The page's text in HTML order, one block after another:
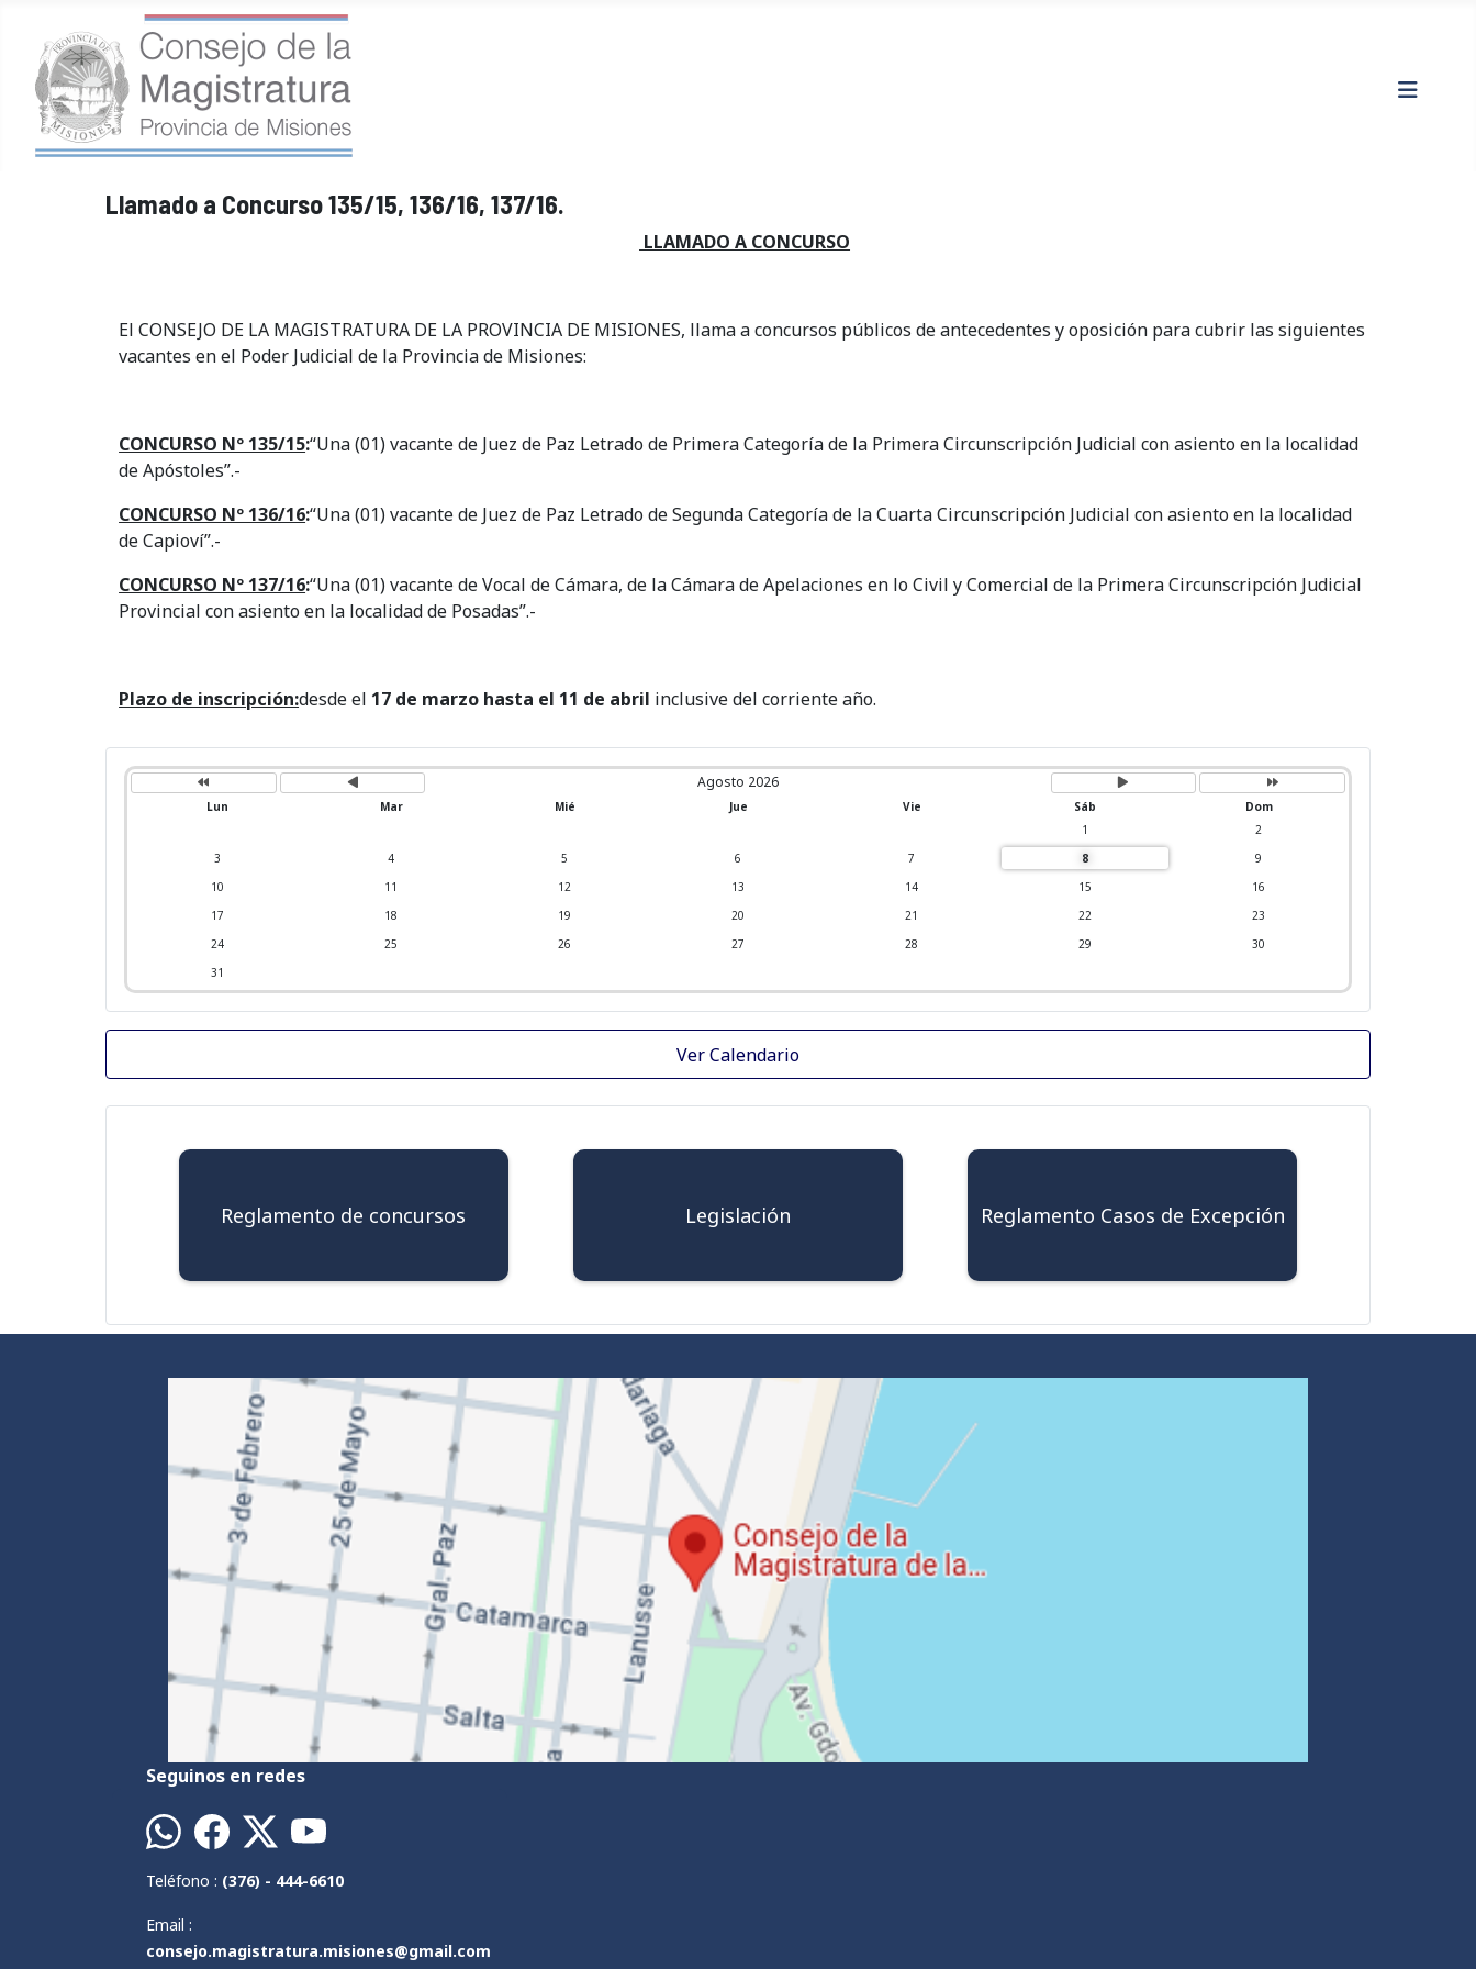
Llamado a Concurso 135/15, 136/16, 137/16.
LLAMADO A CONCURSO
El CONSEJO DE LA MAGISTRATURA DE LA PROVINCIA DE MISIONES, llama a concursos públicos de antecedentes y oposición para cubrir las siguientes
vacantes en el Poder Judicial de la Provincia de Misiones:
CONCURSO Nº 135/15:“Una (01) vacante de Juez de Paz Letrado de Primera Categoría de la Primera Circunscripción Judicial con asiento en la localidad
de Apóstoles”.-
CONCURSO Nº 136/16:“Una (01) vacante de Juez de Paz Letrado de Segunda Categoría de la Cuarta Circunscripción Judicial con asiento en la localidad
de Capioví”.-
CONCURSO Nº 137/16:“Una (01) vacante de Vocal de Cámara, de la Cámara de Apelaciones en lo Civil y Comercial de la Primera Circunscripción Judicial
Provincial con asiento en la localidad de Posadas”.-
Plazo de inscripción:desde el 17 de marzo hasta el 11 de abril inclusive del corriente año.
A
o
a
n
M
s
a
n
P
ó
x
i
m
P
ó
x
i
e
Agosto 2026
Lun Mar Mié Jue Vie Sáb
Dom
1
2
3
4 5 6 7 8
9
10
11 12 13 14 15
16
17
18 19 20 21 22
23
24
25 26 27 28 29
30
31
Ver Calendario
Reglamento de concursos Legislación Reglamento Casos de Excepción
Seguinos en redes
Teléfono : (376) - 444-6610
Email :
consejo.magistratura.misiones@gmail.com